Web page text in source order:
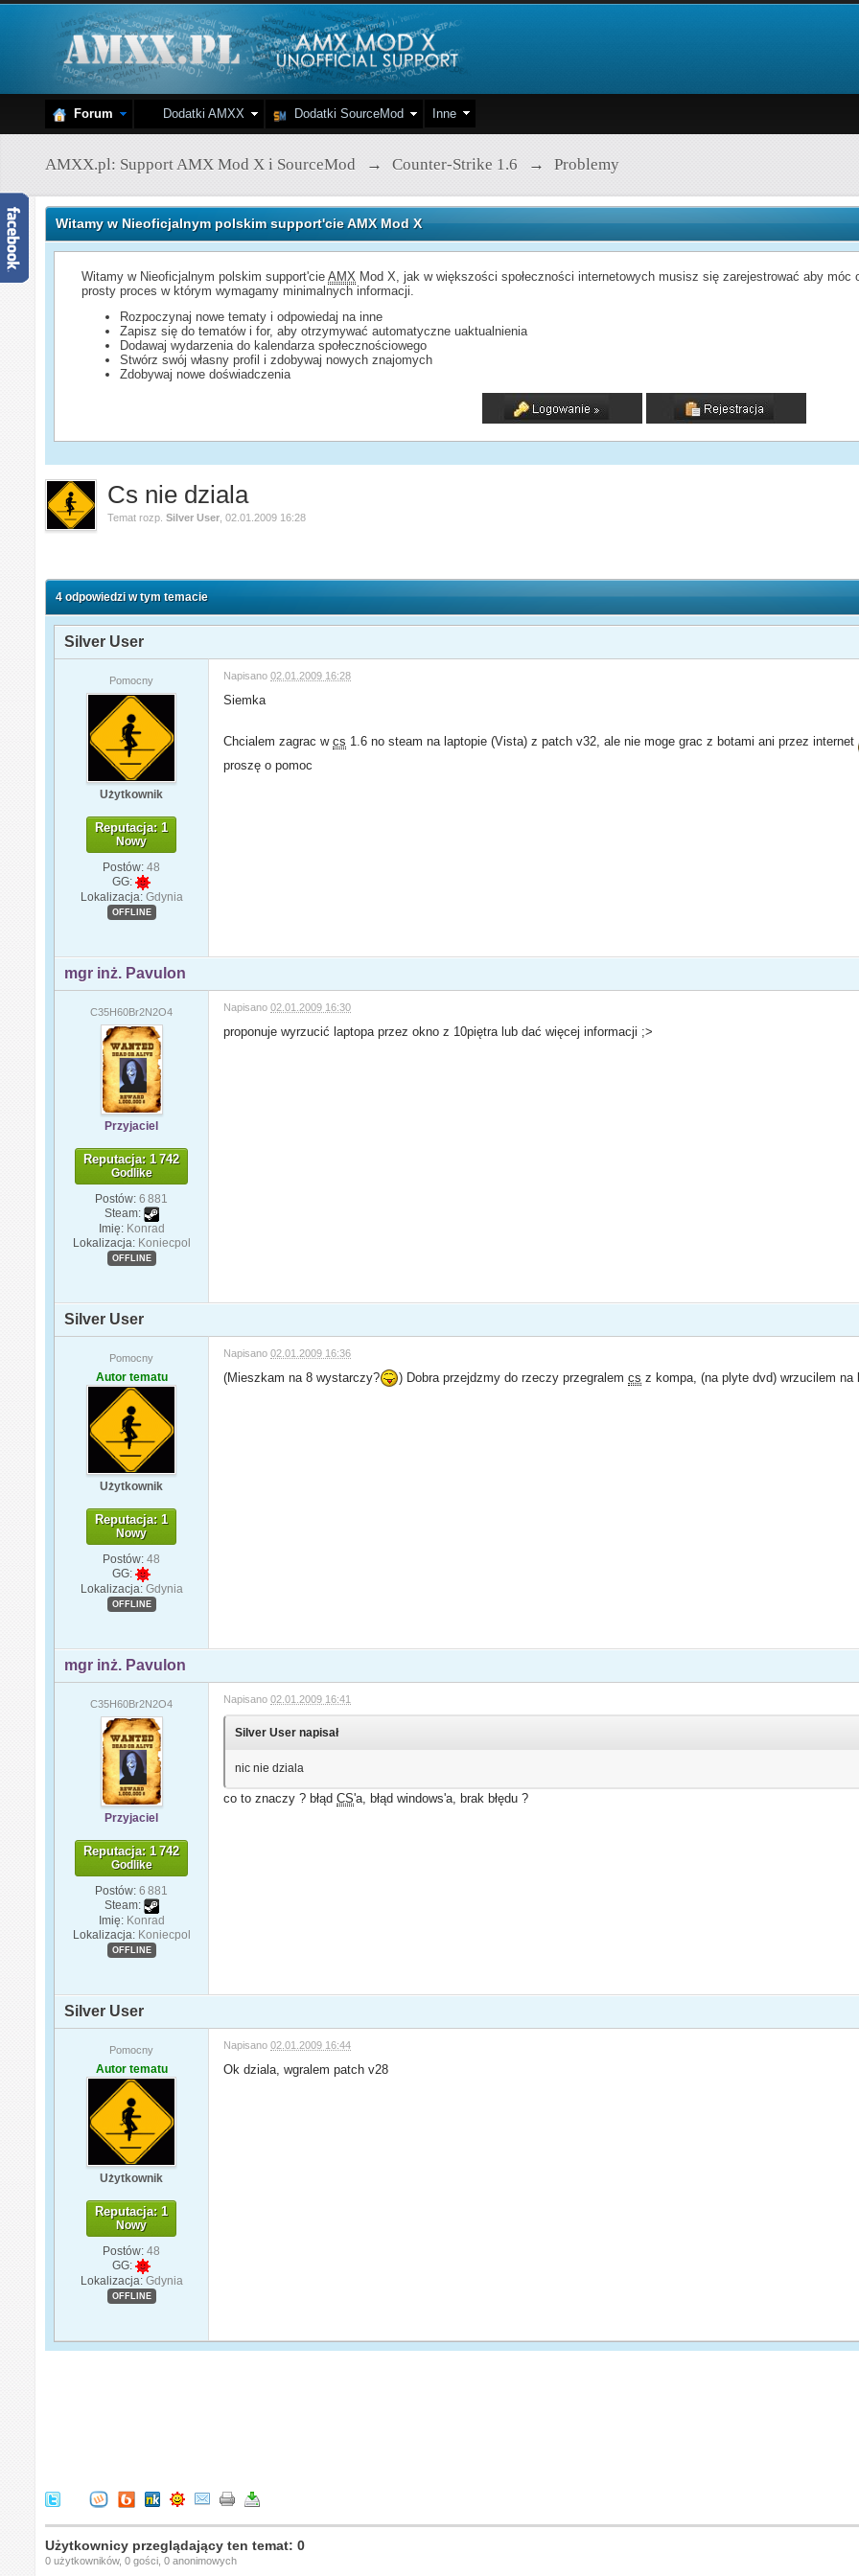
Forum Dodatki AMXX Dodatki SourceMod Inne
AMXX.pl: Support AMX Mod X i SourceMod → Counter-Strike 1.6 → Problemy
Witamy w Nieoficjalnym polskim support'cie AMX Mod X
Witamy w Nieoficjalnym polskim support'cieAMX Mod X, jak w większości społeczności internetowych musisz się zarejestrować aby
prosty proces w którym wymagamy minimalnych informacji.
Rozpoczynaj nowe tematy i odpowiedaj na inne
Zapisz się do tematów i for, aby otrzymywać automatyczne uaktualnienia
Dodawaj wydarzenia do kalendarza społecznościowego
Stwórz swój własny profil i zdobywaj nowych znajomych
Zdobywaj nowe doświadczenia
Cs nie dziala
Temat rozp.Silver User ,02.01.2009 16:28
4 odpowiedzi w tym temacie
Silver User
Pomocny
Użytkownik
Reputacja: 1
Nowy
Postów: 48
GG:
Lokalizacja: Gdynia
OFFLINE
Napisano02.01.2009 16:28
Siemka
Chcialem zagrac wcs 1.6 no steam na laptopie (Vista) z patch v32, ale nie moge grac z botami ani przez internet
proszę o pomoc
mgr inż. Pavulon
C35H60Br2N2O4
Przyjaciel
Reputacja: 1 742
Godlike
Postów: 6 881
Steam:
Imię: Konrad
Lokalizacja: Koniecpol
OFFLINE
Napisano02.01.2009 16:30
proponuje wyrzucić laptopa przez okno z 10piętra lub dać więcej informacji ;>
Silver User
Pomocny
Autor tematu
Użytkownik
Reputacja: 1
Nowy
Postów: 48
GG:
Lokalizacja: Gdynia
OFFLINE
Napisano02.01.2009 16:36
(Mieszkam na 8 wystarczy? ) Dobra przejdzmy do rzeczy przegralemcs z kompa, (na plyte dvd) wrzucilem
mgr inż. Pavulon
C35H60Br2N2O4
Przyjaciel
Reputacja: 1 742
Godlike
Postów: 6 881
Steam:
Imię: Konrad
Lokalizacja: Koniecpol
OFFLINE
Napisano02.01.2009 16:41
Silver User napisał
nic nie dziala
co to znaczy ? błądCS'a, błąd windows'a, brak błędu ?
Silver User
Pomocny
Autor tematu
Użytkownik
Reputacja: 1
Nowy
Postów: 48
GG:
Lokalizacja: Gdynia
OFFLINE
Napisano02.01.2009 16:44
Ok dziala, wgralem patch v28
Użytkownicy przeglądający ten temat: 0
0 użytkowników, 0 gości, 0 anonimowych